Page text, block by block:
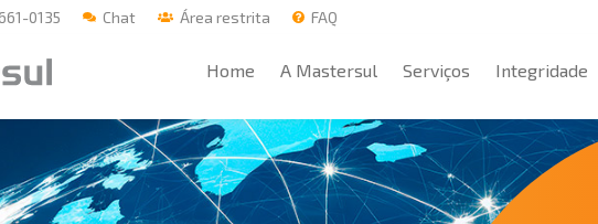
0135 Chat Área restrita FAQ
Home A Mastersul Serviços Integridade